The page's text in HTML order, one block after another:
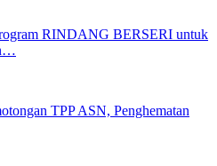
RINDANG BERSERI untuk
TPP ASN, Penghematan